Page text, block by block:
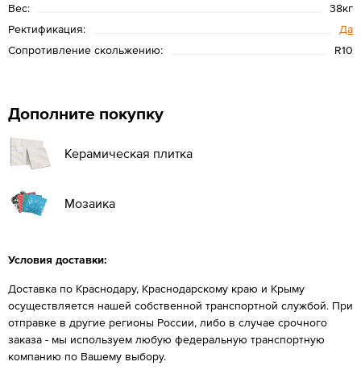
Вес:
38кг
Ректификация:
Да
Сопротивление скольжению:
R10
Дополните покупку
Керамическая плитка
Мозаика
Условия доставки:
Доставка по Краснодару, Краснодарскому краю и Крыму
осуществляется нашей собственной транспортной службой. При
отправке в другие регионы России, либо в случае срочного
заказа - мы используем любую федеральную транспортную
компанию по Вашему выбору.